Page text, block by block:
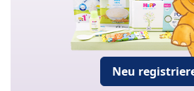
Neu